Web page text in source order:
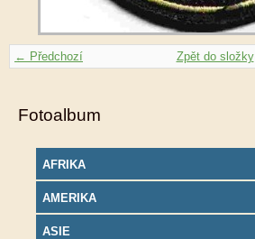
← Předchozí Zpět do složky
Fotoalbum
AFRIKA
AMERIKA
ASIE